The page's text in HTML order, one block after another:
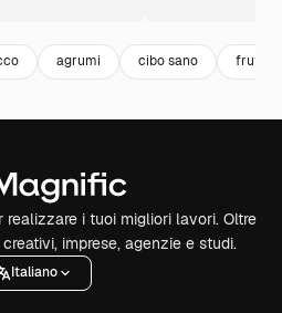
agrumi cibo sano frutta
realizzare i tuoi migliori lavori. Oltre
imprese, agenzie e studi.
Italiano